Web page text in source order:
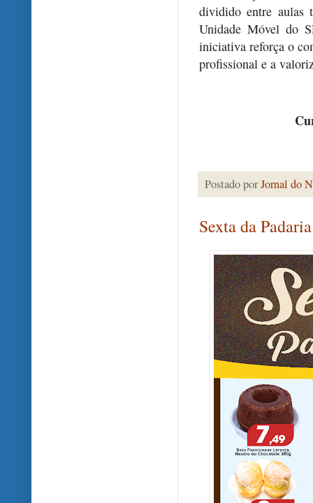
dividido entre aulas
Unidade Móvel do
iniciativa reforça o
profissional e a
Postado porJornal do
Sexta da